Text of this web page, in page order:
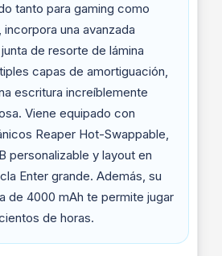
tanto para gaming como
incorpora una avanzada
de resorte de lámina
capas de amortiguación,
escritura increíblemente
Viene equipado con
Reaper Hot-Swappable,
personalizable y layout en
Enter grande. Además, su
de 4000 mAh te permite jugar
de horas.